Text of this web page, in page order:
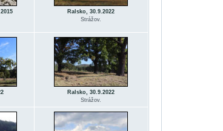
Ralsko, 30.9.2022
Strážov.
Ralsko, 30.9.2022
Strážov.